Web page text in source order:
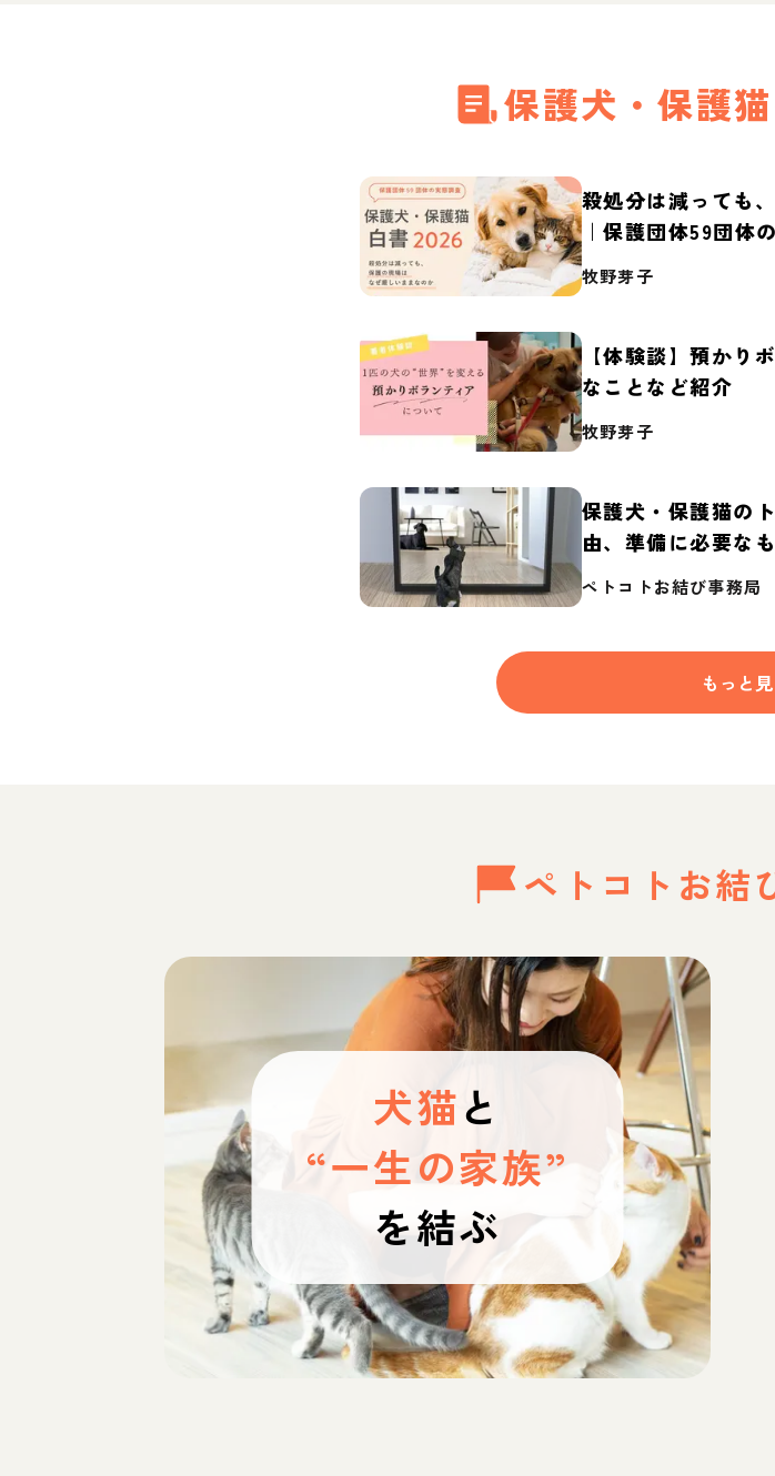
保護犬・保護
殺処分は減っても
｜保護団体59団体
2026】
牧野芽子
【体験談】預かり
なことなど紹介
牧野芽子
保護犬・保護猫の
由、準備に必要な
ペトコトお結び事務局
もっと
ペトコトお結
犬猫と
“一生の家族”
を結ぶ